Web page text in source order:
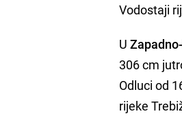
Vodostaji
U
306 cm
Odluci od
rijeke